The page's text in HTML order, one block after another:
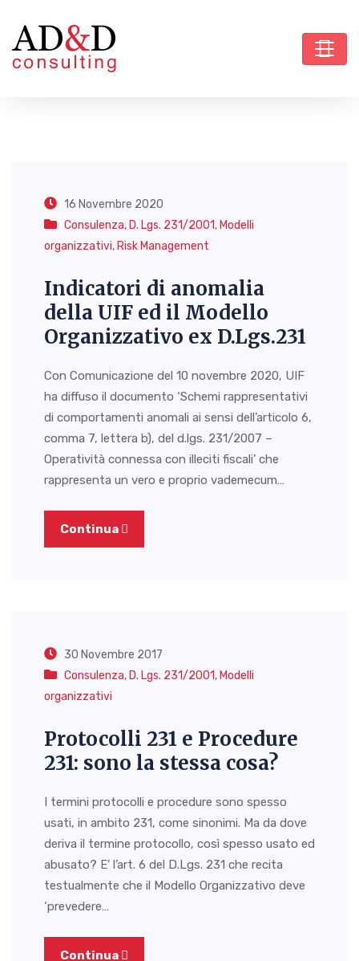
16 Novembre 2020
Consulenza, D. Lgs. 231/2001, Modelli
organizzativi, Risk Management
Indicatori di anomalia
della UIF ed il Modello
Organizzativo ex D.Lgs.231
Con Comunicazione del 10 novembre 2020, UIF
ha diffuso il documento ‘Schemi rappresentativi
di comportamenti anomali ai sensi dell’articolo 6,
comma 7, lettera b), del d.lgs. 231/2007 –
Operatività connessa con illeciti fiscali’ che
rappresenta un vero e proprio vademecum…
Continua
30 Novembre 2017
Consulenza, D. Lgs. 231/2001, Modelli
organizzativi
Protocolli 231 e Procedure
231: sono la stessa cosa?
I termini protocolli e procedure sono spesso
usati, in ambito 231, come sinonimi. Ma da dove
deriva il termine protocollo, così spesso usato ed
abusato? E’ l’art. 6 del D.Lgs. 231 che recita
testualmente che il Modello Organizzativo deve
‘prevedere…
Continua